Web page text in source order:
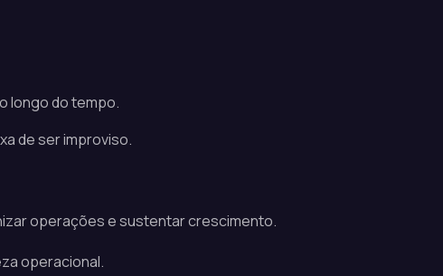
longo do tempo.
de ser improviso.
operações e sustentar crescimento.
operacional.